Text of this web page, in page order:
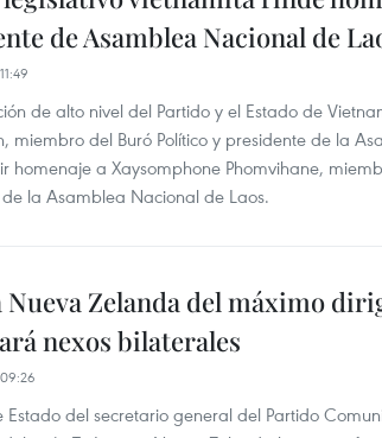
de Asamblea Nacional de
de alto nivel del Partido y el Estado de
miembro del Buró Político y presidente de la
homenaje a Xaysomphone Phomvihane,
la Asamblea Nacional de Laos.
Nueva Zelanda del máximo
nexos bilaterales
Estado del secretario general del Partido